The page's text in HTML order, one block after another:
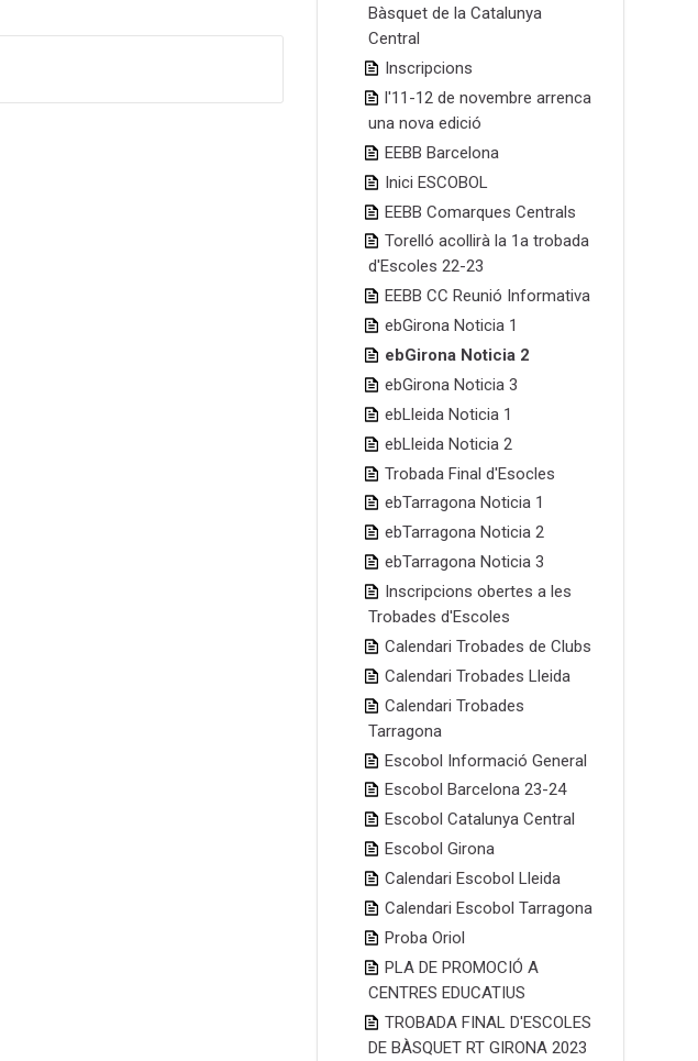
Bàsquet de la Catalunya
Central
Inscripcions
l'11-12 de novembre arrenca
una nova edició
EEBB Barcelona
Inici ESCOBOL
EEBB Comarques Centrals
Torelló acollirà la 1a trobada
d'Escoles 22-23
EEBB CC Reunió Informativa
ebGirona Noticia 1
ebGirona Noticia 2
ebGirona Noticia 3
ebLleida Noticia 1
ebLleida Noticia 2
Trobada Final d'Esocles
ebTarragona Noticia 1
ebTarragona Noticia 2
ebTarragona Noticia 3
Inscripcions obertes a les
Trobades d'Escoles
Calendari Trobades de Clubs
Calendari Trobades Lleida
Calendari Trobades
Tarragona
Escobol Informació General
Escobol Barcelona 23-24
Escobol Catalunya Central
Escobol Girona
Calendari Escobol Lleida
Calendari Escobol Tarragona
Proba Oriol
PLA DE PROMOCIÓ A
CENTRES EDUCATIUS
TROBADA FINAL D'ESCOLES
DE BÀSQUET RT GIRONA 2023